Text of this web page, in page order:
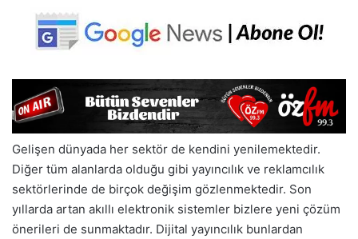
Gelişen dünyada her sektör de kendini yenilemektedir.
Diğer tüm alanlarda olduğu gibi yayıncılık ve reklamcılık
sektörlerinde de birçok değişim gözlenmektedir. Son
yıllarda artan akıllı elektronik sistemler bizlere yeni çözüm
önerileri de sunmaktadır. Dijital yayıncılık bunlardan